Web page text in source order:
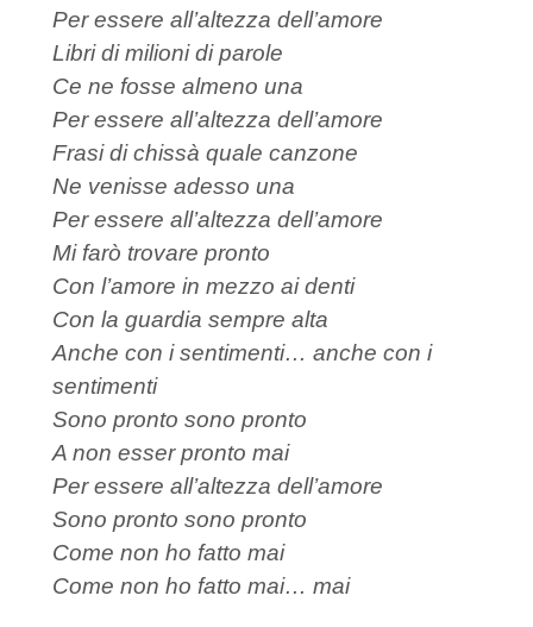
Per essere all’altezza dell’amore
Libri di milioni di parole
Ce ne fosse almeno una
Per essere all’altezza dell’amore
Frasi di chissà quale canzone
Ne venisse adesso una
Per essere all’altezza dell’amore
Mi farò trovare pronto
Con l’amore in mezzo ai denti
Con la guardia sempre alta
Anche con i sentimenti… anche con i
sentimenti
Sono pronto sono pronto
A non esser pronto mai
Per essere all’altezza dell’amore
Sono pronto sono pronto
Come non ho fatto mai
Come non ho fatto mai… mai